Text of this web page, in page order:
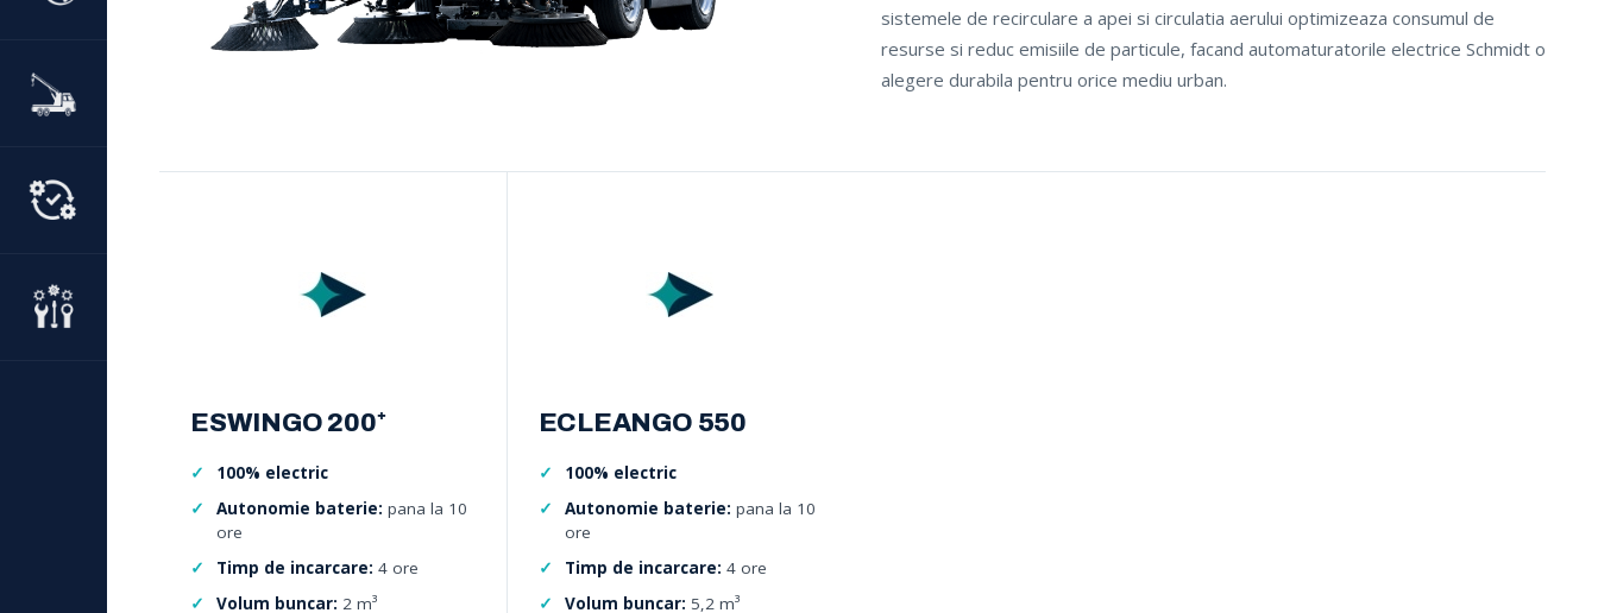
sistemele de recirculare a apei si circulatia aerului optimizeaza consumul de
resurse si reduc emisiile de particule, facand automaturatorile electrice Schmidt o
alegere durabila pentru orice mediu urban.
ESWINGO 200⁺
100% electric
Autonomie baterie: pana la 10
ore
Timp de incarcare: 4 ore
Volum buncar: 2 m³
ECLEANGO 550
100% electric
Autonomie baterie: pana la 10
ore
Timp de incarcare: 4 ore
Volum buncar: 5,2 m³